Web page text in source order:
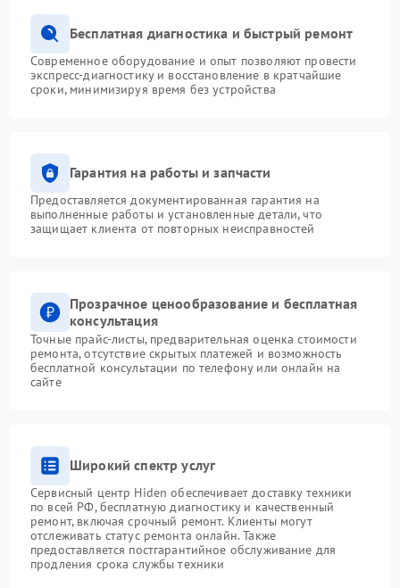
Бесплатная диагностика и быстрый ремонт
Современное оборудование и опыт позволяют провести
экспресс-диагностику и восстановление в кратчайшие
сроки, минимизируя время без устройства
Гарантия на работы и запчасти
Предоставляется документированная гарантия на
выполненные работы и установленные детали, что
защищает клиента от повторных неисправностей
Прозрачное ценообразование и бесплатная
консультация
Точные прайс-листы, предварительная оценка стоимости
ремонта, отсутствие скрытых платежей и возможность
бесплатной консультации по телефону или онлайн на
сайте
Широкий спектр услуг
Сервисный центр Hiden обеспечивает доставку техники
по всей РФ, бесплатную диагностику и качественный
ремонт, включая срочный ремонт. Клиенты могут
отслеживать статус ремонта онлайн. Также
предоставляется постгарантийное обслуживание для
продления срока службы техники